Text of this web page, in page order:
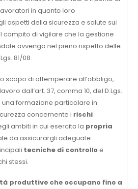
in quanto loro
aspetti della sicurezza e salute sui
compito di vigilare che la gestione
avvenga nel pieno rispetto delle
81/08.
scopo di ottemperare all’obbligo,
dall’art. 37, comma 10, del D.Lgs.
una formazione particolare in
concernente i rischi
ambiti in cui esercita la propria
da assicurargli adeguate
tecniche di controllo e
stessi.
produttive che occupano fino a